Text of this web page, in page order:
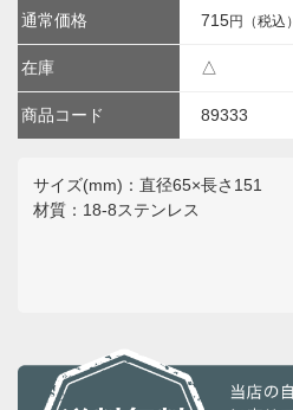
通常価格 715円（税込）
在庫 △
商品コード 89333
サイズ(mm)：直径65×長さ151
材質：18-8ステンレス